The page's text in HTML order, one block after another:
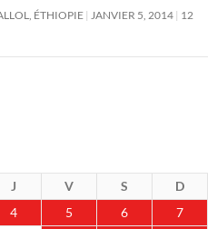
ÉTHIOPIE JANVIER 5, 2014 12
J V S
D
4 5 6
7